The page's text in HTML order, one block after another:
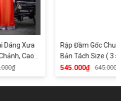
Xưa
Cao
Rập Đầm Gốc Chuẩn
Bản Tách Size ( 3 size
Model: D2399-Phiên bản
biệt D2399
545.000₫ 645.000₫